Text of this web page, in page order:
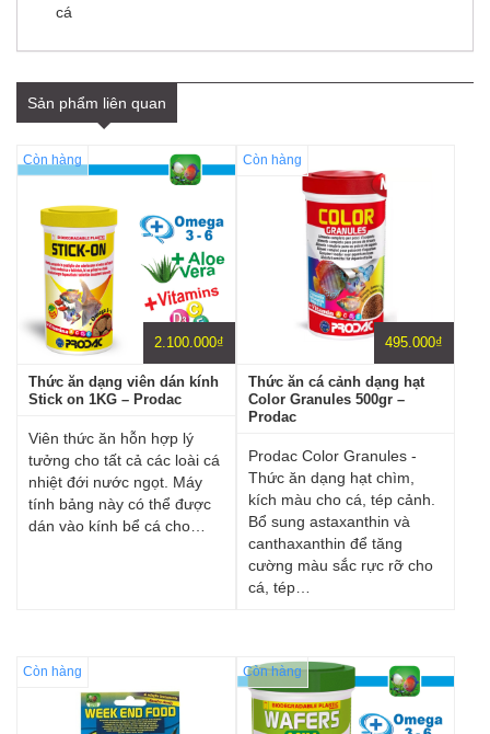
cá
Sản phẩm liên quan
Còn hàng
2.100.000₫
Thức ăn dạng viên dán kính
Stick on 1KG – Prodac
Viên thức ăn hỗn hợp lý
tưởng cho tất cả các loài cá
nhiệt đới nước ngọt. Máy
tính bảng này có thể được
dán vào kính bể cá cho…
Còn hàng
495.000₫
Thức ăn cá cảnh dạng hạt
Color Granules 500gr –
Prodac
Prodac Color Granules -
Thức ăn dạng hạt chìm,
kích màu cho cá, tép cảnh.
Bổ sung astaxanthin và
canthaxanthin để tăng
cường màu sắc rực rỡ cho
cá, tép…
Còn hàng Còn hàng